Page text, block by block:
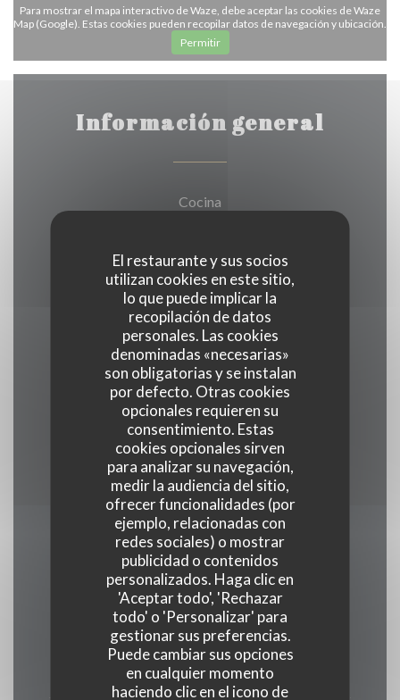
El restaurante y sus socios
utilizan cookies en este sitio,
lo que puede implicar la
recopilación de datos
personales. Las cookies
denominadas «necesarias»
son obligatorias y se instalan
por defecto. Otras cookies
opcionales requieren su
consentimiento. Estas
cookies opcionales sirven
para analizar su navegación,
medir la audiencia del sitio,
ofrecer funcionalidades (por
ejemplo, relacionadas con
redes sociales) o mostrar
publicidad o contenidos
personalizados. Haga clic en
'Aceptar todo', 'Rechazar
todo' o 'Personalizar' para
gestionar sus preferencias.
Puede cambiar sus opciones
en cualquier momento
haciendo clic en el icono de
Para mostrar el mapa interactivo de Waze, debe aceptar las cookies de Waze
Map (Google). Estas cookies pueden recopilar datos de navegación y ubicación.
Permitir
Información general
Cocina
Tipo de negocio
Neo-bistrot
Servicios
Pedido para Llevar
Métodos de pago
Efectivo, Visa, Tarjeta de Crédito
Horario de apertura
Lunes
Cerrado